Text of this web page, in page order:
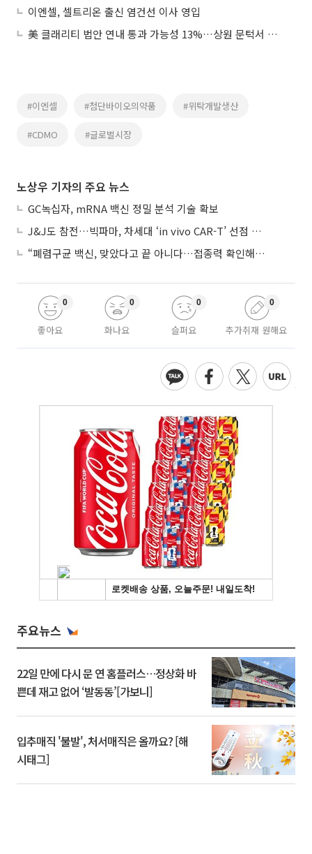
이엔셀, 셀트리온 출신 염건선 이사 영입
美 클래리티 법안 연내 통과 가능성 13%…상원 문턱서 제동
#이엔셀 #첨단바이오의약품 #위탁개발생산
#CDMO #글로벌시장
노상우 기자의 주요 뉴스
GC녹십자, mRNA 백신 정밀 분석 기술 확보
J&J도 참전…빅파마, 차세대 ‘in vivo CAR-T’ 선점 경쟁 본격화
“폐렴구균 백신, 맞았다고 끝 아니다…접종력 확인해야”
좋아요
0
화나요
0
슬퍼요
0
추가취재 원해요
0
주요뉴스
22일 만에 다시 문 연 홈플러스…정상화 바
쁜데 재고 없어 ‘발동동’[가보니]
입추매직 '불발', 처서매직은 올까요? [해
시태그]